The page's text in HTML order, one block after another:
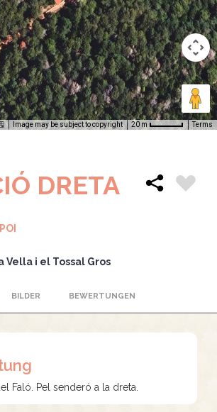
Image may be subject to copyright 20 m Terms
DRETA
Vella i el Tossal Gros
BILDER BEWERTUNGEN
Faló. Pel senderó a la dreta.